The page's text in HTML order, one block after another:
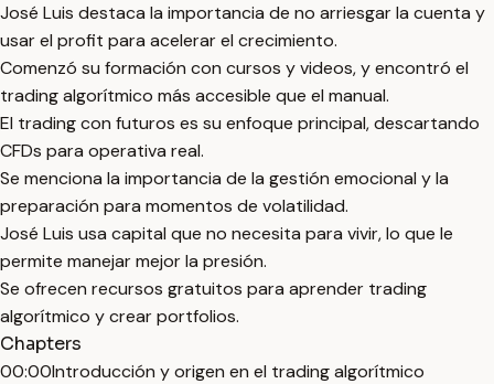
José Luis destaca la importancia de no arriesgar la cuenta y
usar el profit para acelerar el crecimiento.
Comenzó su formación con cursos y videos, y encontró el
trading algorítmico más accesible que el manual.
El trading con futuros es su enfoque principal, descartando
CFDs para operativa real.
Se menciona la importancia de la gestión emocional y la
preparación para momentos de volatilidad.
José Luis usa capital que no necesita para vivir, lo que le
permite manejar mejor la presión.
Se ofrecen recursos gratuitos para aprender trading
algorítmico y crear portfolios.
Chapters
00:00Introducción y origen en el trading algorítmico